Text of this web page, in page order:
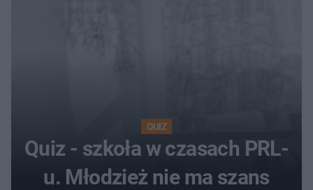
QUIZ
Quiz - szkoła w czasach PRL-
u. Młodzież nie ma szans